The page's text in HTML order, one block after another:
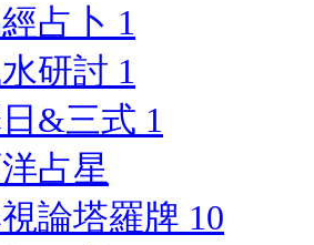
占卜 1
研討 1
&三式 1
占星
論塔羅牌 10